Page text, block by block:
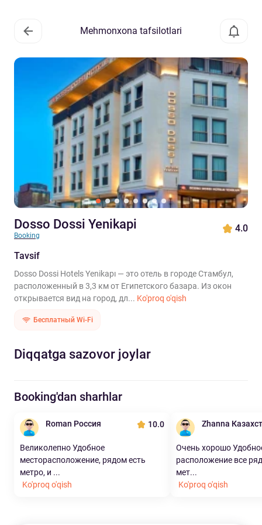
Mehmonxona tafsilotlari
Dosso Dossi Yenikapi
Booking
4.0
Tavsif
Dosso Dossi Hotels Yenikapı — это отель в городе Стамбул,
расположенный в 3,3 км от Египетского базара. Из окон
открывается вид на город, дл... Ko'proq o'qish
Бесплатный Wi-Fi
Diqqatga sazovor joylar
Booking'dan sharhlar
Roman Россия 10.0
Великолепно Удобное
месторасположение, рядом есть
метро, и ...
Ko'proq o'qish
Zhanna
Очень хорошо
расположение все
мет...
Ko'proq o'qish